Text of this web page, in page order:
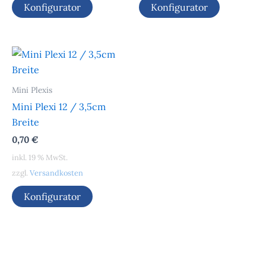
Konfigurator Konfigurator
Mini Plexis
Mini Plexi 12 / 3,5cm
Breite
0,70 €
inkl. 19 % MwSt.
zzgl. Versandkosten
Konfigurator